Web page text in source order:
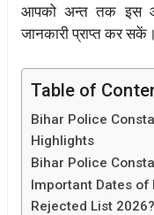
आपको अन्त तक इस
जानकारी प्राप्त कर सकें।
Table of
Bihar Police
Highlights
Bihar Police
Important Dates of
Rejected List 2026?